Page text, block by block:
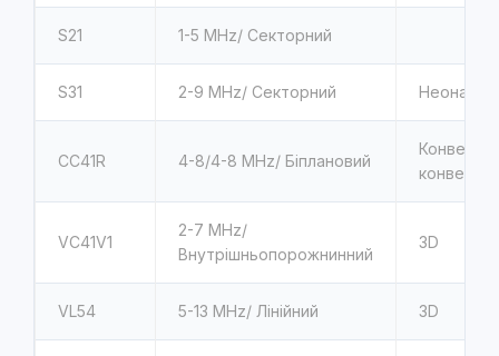
S21 1-5 MHz/ Секторний
S31 2-9 MHz/ Секторний
CC41R 4-8/4-8 MHz/ Біплановий
VC41V1
2-7 MHz/
Внутрішньопорожнинний
3D
VL54 5-13 MHz/ Лінійний 3D